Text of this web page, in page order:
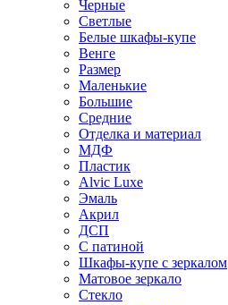
Черные
Светлые
Белые шкафы-купе
Венге
Размер
Маленькие
Большие
Средние
Отделка и материал
МДФ
Пластик
Alvic Luxe
Эмаль
Акрил
ДСП
С патиной
Шкафы-купе с зеркалом
Матовое зеркало
Стекло